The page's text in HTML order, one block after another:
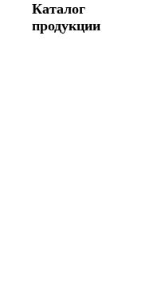
Каталог
продукции